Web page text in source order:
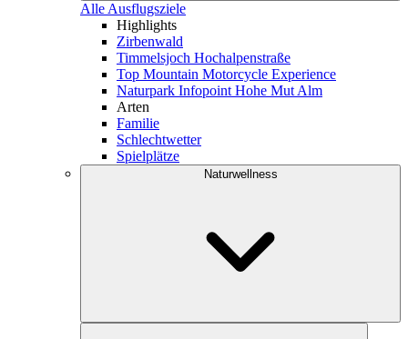
Alle Ausflugsziele
Highlights
Zirbenwald
Timmelsjoch Hochalpenstraße
Top Mountain Motorcycle Experience
Naturpark Infopoint Hohe Mut Alm
Arten
Familie
Schlechtwetter
Spielplätze
Naturwellness